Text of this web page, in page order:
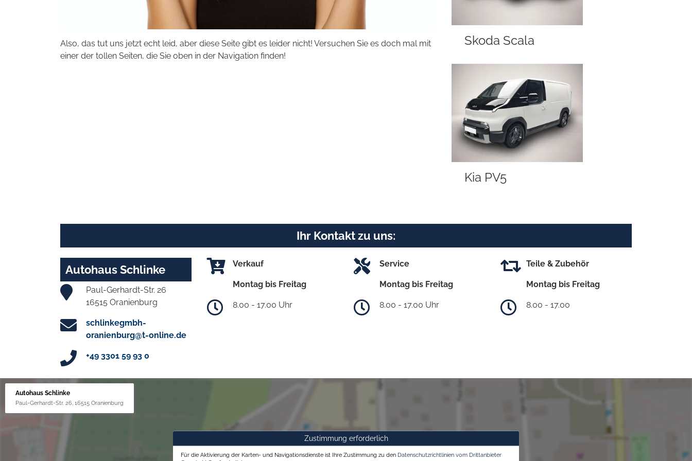
Also, das tut uns jetzt echt leid, aber diese Seite gibt es leider nicht! Versuchen Sie es doch mal mit
einer der tollen Seiten, die Sie oben in der Navigation finden!
Skoda Scala
Kia PV5
Ihr Kontakt zu uns:
Autohaus Schlinke
Paul-Gerhardt-Str. 26
16515 Oranienburg
schlinkegmbh-
oranienburg@t-online.de
+49 3301 59 93 0
Verkauf
Montag bis Freitag
8.00 - 17.00 Uhr
Service
Montag bis Freitag
8.00 - 17.00 Uhr
Teile & Zubehör
Montag bis Freitag
8.00 - 17.00
Autohaus Schlinke
Paul-Gerhardt-Str. 26, 16515 Oranienburg
Zustimmung erforderlich
Für die Aktivierung der Karten- und Navigationsdienste ist Ihre Zustimmung zu den Datenschutzrichtlinien vom Drittanbieter